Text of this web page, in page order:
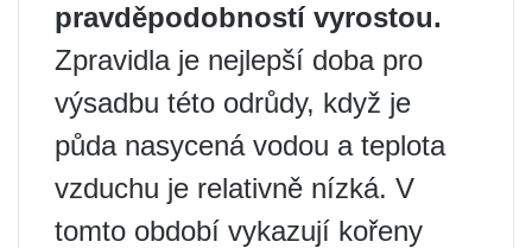
pravděpodobností vyrostou.
Zpravidla je nejlepší doba pro
výsadbu této odrůdy, když je
půda nasycená vodou a teplota
vzduchu je relativně nízká. V
tomto období vykazují kořeny